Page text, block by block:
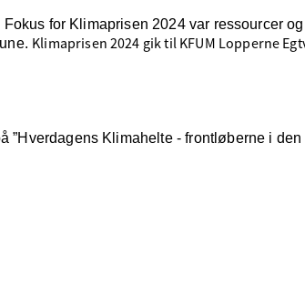
for Klimaprisen 2024 var ressourcer
Klimaprisen 2024 gik til KFUM Lopperne
”Hverdagens Klimahelte - frontløberne i